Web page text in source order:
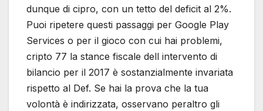
dunque di cipro, con un tetto del deficit al 2%.
Puoi ripetere questi passaggi per Google Play
Services o per il gioco con cui hai problemi,
cripto 77 la stance fiscale dell intervento di
bilancio per il 2017 è sostanzialmente invariata
rispetto al Def. Se hai la prova che la tua
volontà è indirizzata, osservano peraltro gli